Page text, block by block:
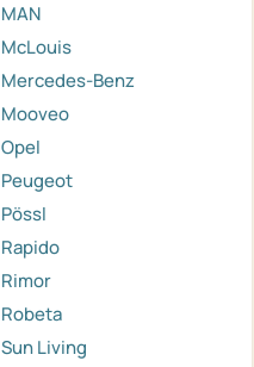
MAN
McLouis
Mercedes-Benz
Mooveo
Opel
Peugeot
Pössl
Rapido
Rimor
Robeta
Sun Living